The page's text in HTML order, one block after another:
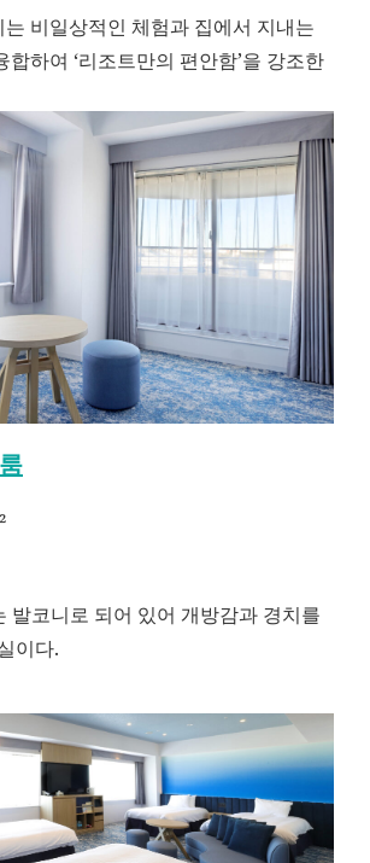
비일상적인 체험과 집에서 지내는
합하여 ‘리조트만의 편안함’을 강조한
발코니로 되어 있어 개방감과 경치를
이다.